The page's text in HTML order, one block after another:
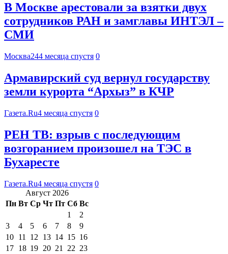
В Москве арестовали за взятки двух
сотрудников РАН и замглавы ИНТЭЛ –
СМИ
Москва244 месяца спустя 0
Армавирский суд вернул государству
земли курорта “Архыз” в КЧР
Газета.Ru4 месяца спустя 0
РЕН ТВ: взрыв с последующим
возгоранием произошел на ТЭС в
Бухаресте
Газета.Ru4 месяца спустя 0
Август 2026
Пн Вт Ср Чт Пт Сб Вс
1
2
3
4 5 6 7 8
9
10 11 12 13 14 15 16
17 18 19 20 21 22 23